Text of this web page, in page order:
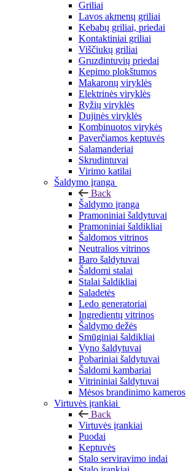
Griliai
Lavos akmenų griliai
Kebabų griliai, priedai
Kontaktiniai griliai
Viščiukų griliai
Gruzdintuvių priedai
Kepimo plokštumos
Makaronų viryklės
Elektrinės viryklės
Ryžių viryklės
Dujinės viryklės
Kombinuotos virykės
Paverčiamos keptuvės
Salamanderiai
Skrudintuvai
Virimo katilai
Šaldymo įranga
Back
Šaldymo įranga
Pramoniniai šaldytuvai
Pramoniniai šaldikliai
Šaldomos vitrinos
Neutralios vitrinos
Baro šaldytuvai
Šaldomi stalai
Stalai šaldikliai
Saladetės
Ledo generatoriai
Ingredientų vitrinos
Šaldymo dežės
Smūginiai šaldikliai
Vyno šaldytuvai
Pobariniai šaldytuvai
Šaldomi kambariai
Vitrininiai šaldytuvai
Mėsos brandinimo kameros
Virtuvės įrankiai
Back
Virtuvės įrankiai
Puodai
Keptuvės
Stalo serviravimo indai